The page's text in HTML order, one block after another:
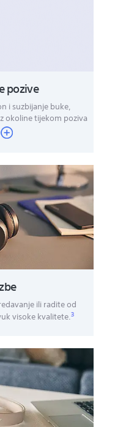
pozive
i suzbijanje buke,
okoline tijekom poziva
ili radite od
visoke kvalitete.3